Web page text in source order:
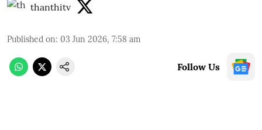
thanthitv
Published on: 03 Jun 2026, 7:58 am
Follow Us